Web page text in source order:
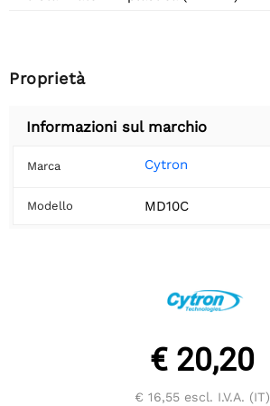
Proprietà
Informazioni sul marchio
Marca Cytron
Modello MD10C
€ 20,20
€ 16,55 escl. I.V.A. (IT)